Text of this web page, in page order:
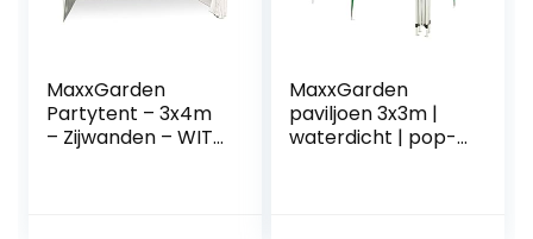
MaxxGarden
Partytent – 3x4m
– Zijwanden – WIT
MaxxGarden
paviljoen 3x3m |
waterdicht | pop-